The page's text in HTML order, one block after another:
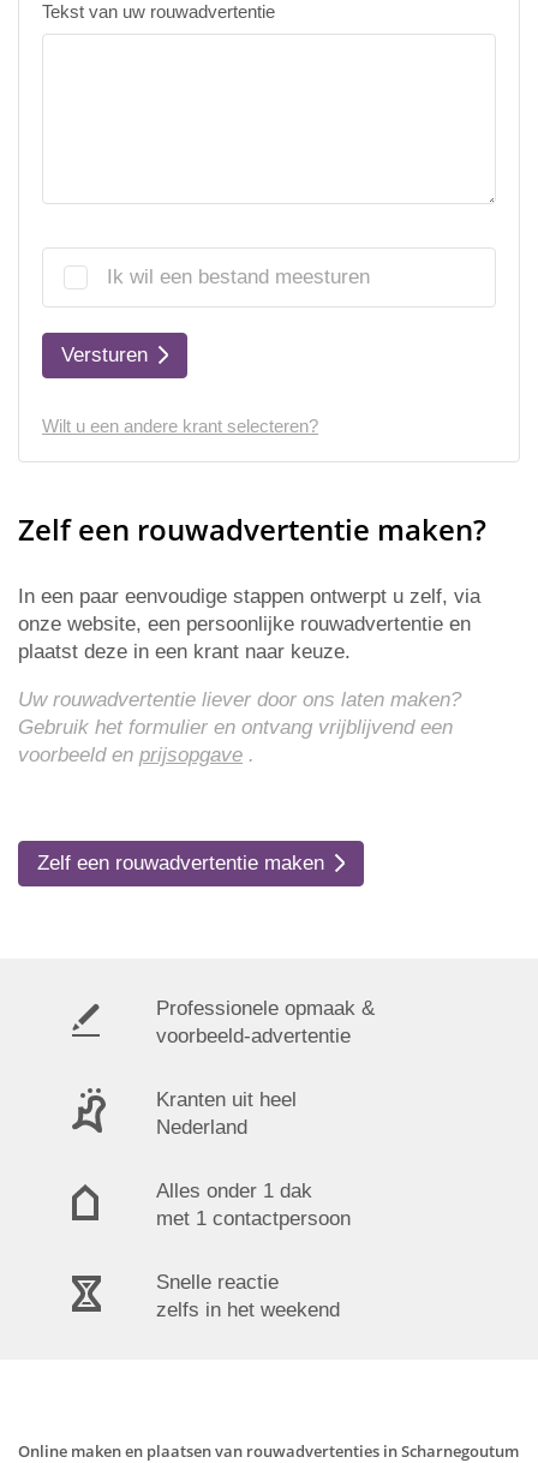
Tekst van uw rouwadvertentie
Ik wil een bestand meesturen
Versturen
Wilt u een andere krant selecteren?
Zelf een rouwadvertentie maken?
In een paar eenvoudige stappen ontwerpt u zelf, via
onze website, een persoonlijke rouwadvertentie en
plaatst deze in een krant naar keuze.
Uw rouwadvertentie liever door ons laten maken?
Gebruik het formulier en ontvang vrijblijvend een
voorbeeld en prijsopgave .
Zelf een rouwadvertentie maken
Professionele opmaak &
voorbeeld-advertentie
Kranten uit heel
Nederland
Alles onder 1 dak
met 1 contactpersoon
Snelle reactie
zelfs in het weekend
Online maken en plaatsen van rouwadvertenties in Scharnegoutum